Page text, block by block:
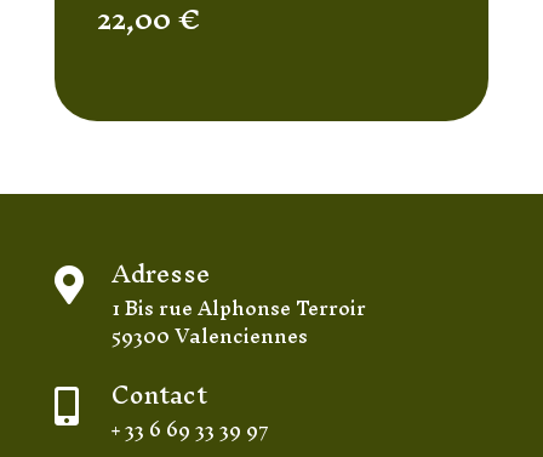
22,00€
 Adresse
1 Bis rue Alphonse Terroir
59300 Valenciennes
 Contact
+ 33 6 69 33 39 97